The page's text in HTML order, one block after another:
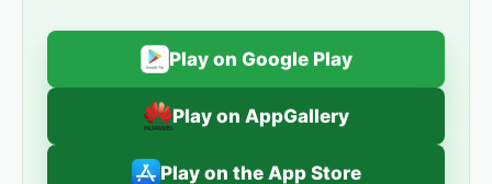
Play on Google Play
Play on AppGallery
Play on the App Store